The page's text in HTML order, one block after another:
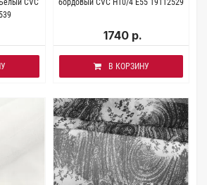
CVC
бордовый CVC H10/4 E55 19112529
1740 р.
В КОРЗИНУ